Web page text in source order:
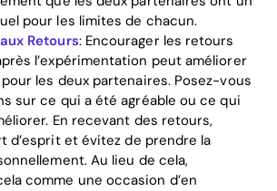
pour les limites de chacun.
Retours: Encourager les retours
l’expérimentation peut améliorer
pour les deux partenaires. Posez-vous
sur ce qui a été agréable ou ce qui
En recevant des retours,
d’esprit et évitez de prendre la
Au lieu de cela,
comme une occasion d’en